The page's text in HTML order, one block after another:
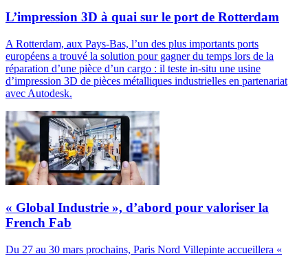
L’impression 3D à quai sur le port de Rotterdam
A Rotterdam, aux Pays-Bas, l’un des plus importants ports
européens a trouvé la solution pour gagner du temps lors de la
réparation d’une pièce d’un cargo : il teste in-situ une usine
d’impression 3D de pièces métalliques industrielles en partenariat
avec Autodesk.
« Global Industrie », d’abord pour valoriser la
French Fab
Du 27 au 30 mars prochains, Paris Nord Villepinte accueillera «